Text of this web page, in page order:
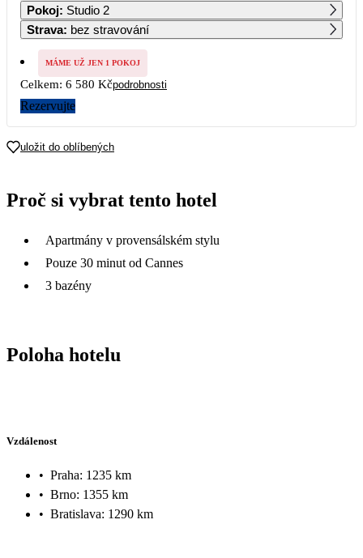
7 8 9 10 11 12 13
14 15 16
21 22 23 24 25 26 27
Pokoj: Studio 2
Strava: bez stravování
MÁME UŽ JEN 1 POKOJ
Celkem: 6 580 Kčpodrobnosti
Rezervujte
uložit do oblíbených
Proč si vybrat tento hotel
Apartmány v provensálském stylu
Pouze 30 minut od Cannes
3 bazény
Poloha hotelu
Vzdálenost
• Praha: 1235 km
• Brno: 1355 km
• Bratislava: 1290 km